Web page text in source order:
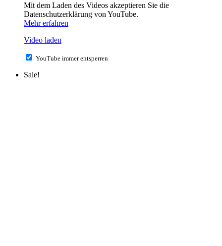
Mit dem Laden des Videos akzeptieren Sie die
Datenschutzerklärung von YouTube.
Mehr erfahren
Video laden
YouTube immer entsperren
Sale!